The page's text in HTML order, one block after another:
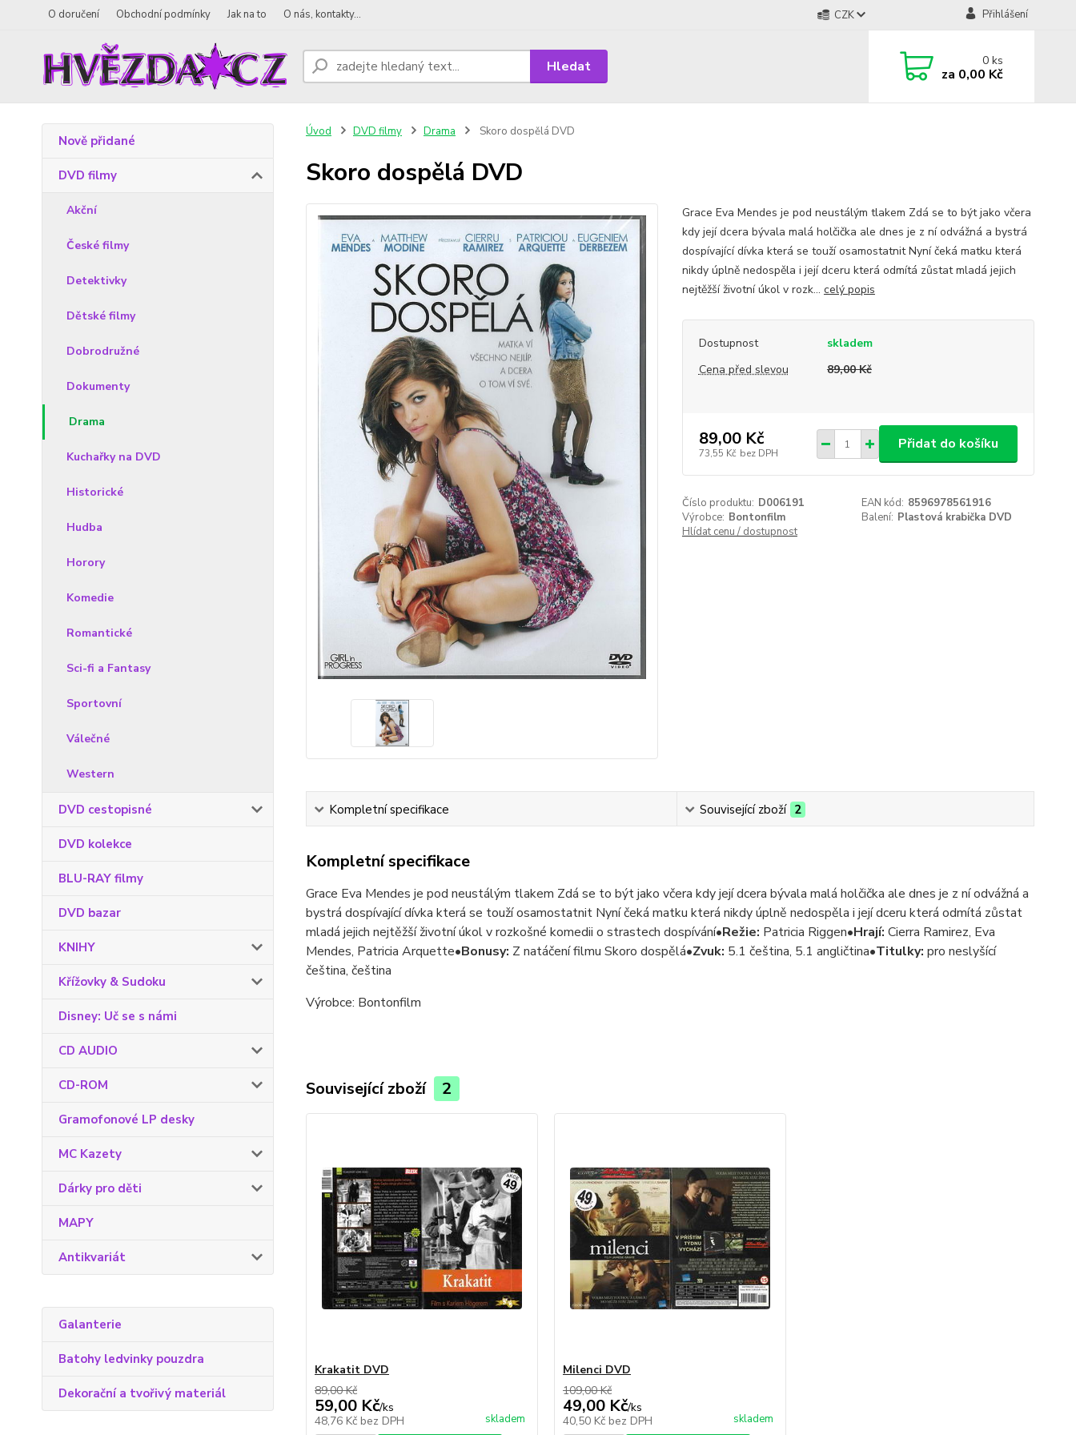
O doručení Obchodní podmínky Jak na to O nás, kontakty... CZK Přihlášení
Hledat 0ks
za 0,00 Kč
Nově přidané
DVD filmy
Akční
České filmy
Detektivky
Dětské filmy
Dobrodružné
Dokumenty
Drama
Kuchařky na DVD
Historické
Hudba
Horory
Komedie
Romantické
Sci-fi a Fantasy
Sportovní
Válečné
Western
DVD cestopisné
DVD kolekce
BLU-RAY filmy
DVD bazar
KNIHY
Křížovky & Sudoku
Disney: Uč se s námi
CD AUDIO
CD-ROM
Gramofonové LP desky
MC Kazety
Dárky pro děti
MAPY
Antikvariát
Galanterie
Batohy ledvinky pouzdra
Dekorační a tvořivý materiál
Úvod DVD filmy Drama Skoro dospělá DVD
Skoro dospělá DVD
Grace Eva Mendes je pod neustálým tlakem Zdá se to být jako včera
kdy její dcera bývala malá holčička ale dnes je z ní odvážná a bystrá
dospívající dívka která se touží osamostatnit Nyní čeká matku která
nikdy úplně nedospěla i její dceru která odmítá zůstat mladá jejich
nejtěžší životní úkol v rozk... celý popis
Dostupnost
skladem
Cena před slevou
89,00 Kč
89,00 Kč
73,55 Kč bez DPH
Přidat do košíku
Číslo produktu: D006191 EAN kód: 8596978561916
Výrobce: Bontonfilm Balení: Plastová krabička DVD
Hlídat cenu / dostupnost
Kompletní specifikace Související zboží 2
Kompletní specifikace
Grace Eva Mendes je pod neustálým tlakem Zdá se to být jako včera kdy její dcera bývala malá holčička ale dnes je z ní odvážná a
bystrá dospívající dívka která se touží osamostatnit Nyní čeká matku která nikdy úplně nedospěla i její dceru která odmítá zůstat
mladá jejich nejtěžší životní úkol v rozkošné komedii o strastech dospívání•Režie: Patricia Riggen•Hrají: Cierra Ramirez, Eva
Mendes, Patricia Arquette•Bonusy: Z natáčení filmu Skoro dospělá•Zvuk: 5.1 čeština, 5.1 angličtina•Titulky: pro neslyšící
čeština, čeština
Výrobce: Bontonfilm
Související zboží 2
Krakatit DVD
89,00 Kč
59,00 Kč/ks
48,76 Kč bez DPH skladem
Milenci DVD
109,00 Kč
49,00 Kč/ks
40,50 Kč bez DPH skladem